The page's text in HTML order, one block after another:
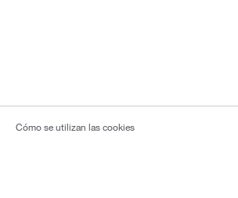
Cómo se utilizan las cookies